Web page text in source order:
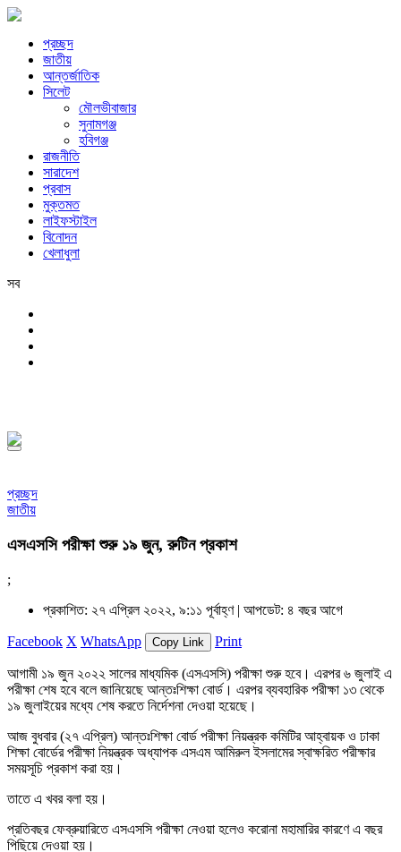
প্রচ্ছদ
জাতীয়
আন্তর্জাতিক
সিলেট
মৌলভীবাজার
সুনামগঞ্জ
হবিগঞ্জ
রাজনীতি
সারাদেশ
প্রবাস
মুক্তমত
লাইফস্টাইল
বিনোদন
খেলাধুলা
সব
প্রচ্ছদ
জাতীয়
এসএসসি পরীক্ষা শুরু ১৯ জুন, রুটিন প্রকাশ
;
প্রকাশিত: ২৭ এপ্রিল ২০২২, ৯:১১ পূর্বাহ্ণ | আপডেট: ৪ বছর আগে
Facebook X WhatsApp Copy Link Print
আগামী ১৯ জুন ২০২২ সালের মাধ্যমিক (এসএসসি) পরীক্ষা শুরু হবে। এরপর ৬ জুলাই এ
পরীক্ষা শেষ হবে বলে জানিয়েছে আন্তঃশিক্ষা বোর্ড। এরপর ব্যবহারিক পরীক্ষা ১৩ থেকে
১৯ জুলাইয়ের মধ্যে শেষ করতে নির্দেশনা দেওয়া হয়েছে।
আজ বুধবার (২৭ এপ্রিল) আন্তঃশিক্ষা বোর্ড পরীক্ষা নিয়ন্ত্রক কমিটির আহ্বায়ক ও ঢাকা
শিক্ষা বোর্ডের পরীক্ষা নিয়ন্ত্রক অধ্যাপক এসএম আমিরুল ইসলামের স্বাক্ষরিত পরীক্ষার
সময়সূচি প্রকাশ করা হয়।
তাতে এ খবর বলা হয়।
প্রতিবছর ফেব্রুয়ারিতে এসএসসি পরীক্ষা নেওয়া হলেও করোনা মহামারির কারণে এ বছর
পিছিয়ে দেওয়া হয়।